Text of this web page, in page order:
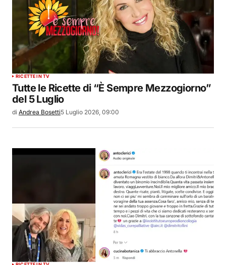
RICETTE IN TV
Tutte le Ricette di “È Sempre Mezzogiorno”
del 5 Luglio
di Andrea Bosetti5 Luglio 2026, 09:00